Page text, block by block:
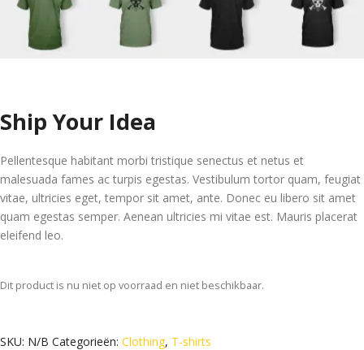
Ship Your Idea
Pellentesque habitant morbi tristique senectus et netus et
malesuada fames ac turpis egestas. Vestibulum tortor quam, feugiat
vitae, ultricies eget, tempor sit amet, ante. Donec eu libero sit amet
quam egestas semper. Aenean ultricies mi vitae est. Mauris placerat
eleifend leo.
Dit product is nu niet op voorraad en niet beschikbaar.
SKU: N/B Categorieën: Clothing, T-shirts